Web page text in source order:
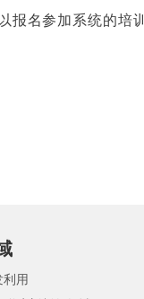
报名参加系统的培
利用